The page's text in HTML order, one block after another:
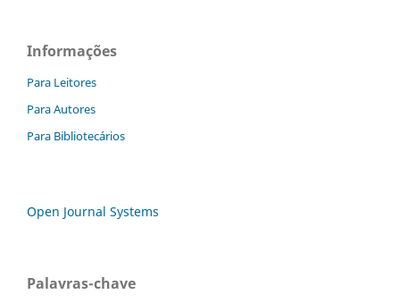
Informações
Para Leitores
Para Autores
Para Bibliotecários
Open Journal Systems
Palavras-chave